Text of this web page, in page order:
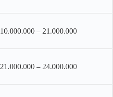
10.000.000 – 21.000.000
21.000.000 – 24.000.000